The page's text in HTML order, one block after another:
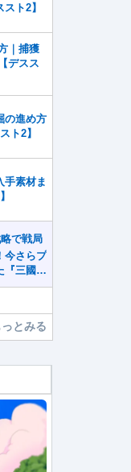
ト2】
｜捕獲
デスス
の進め方
ト2】
手素材ま
で戦局
今さらプ
『三國志
好きを
ケ
っとみる